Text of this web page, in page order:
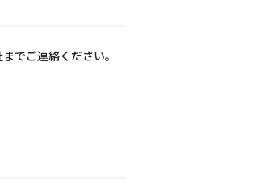
でご連絡ください。